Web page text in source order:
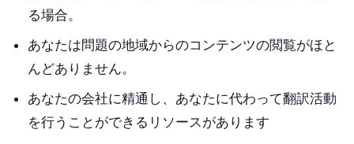
る場合。
あなたは問題の地域からのコンテンツの閲覧がほと
んどありません。
あなたの会社に精通し、あなたに代わって翻訳活動
を行うことができるリソースがあります